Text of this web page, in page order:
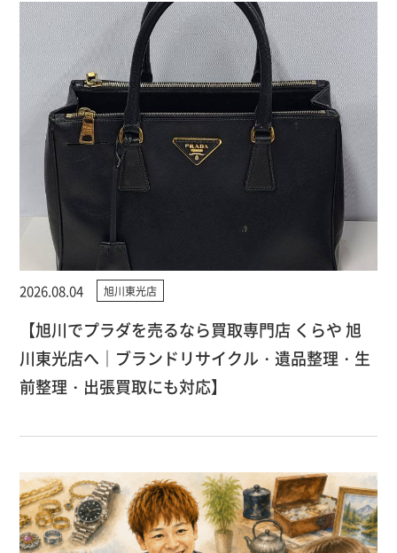
2026.08.04 旭川東光店
【旭川でプラダを売るなら買取専門店 くらや 旭
川東光店へ｜ブランドリサイクル・遺品整理・生
前整理・出張買取にも対応】